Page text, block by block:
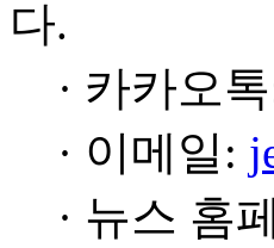
다.
· 카카오
· 이메일:
· 뉴스 홈